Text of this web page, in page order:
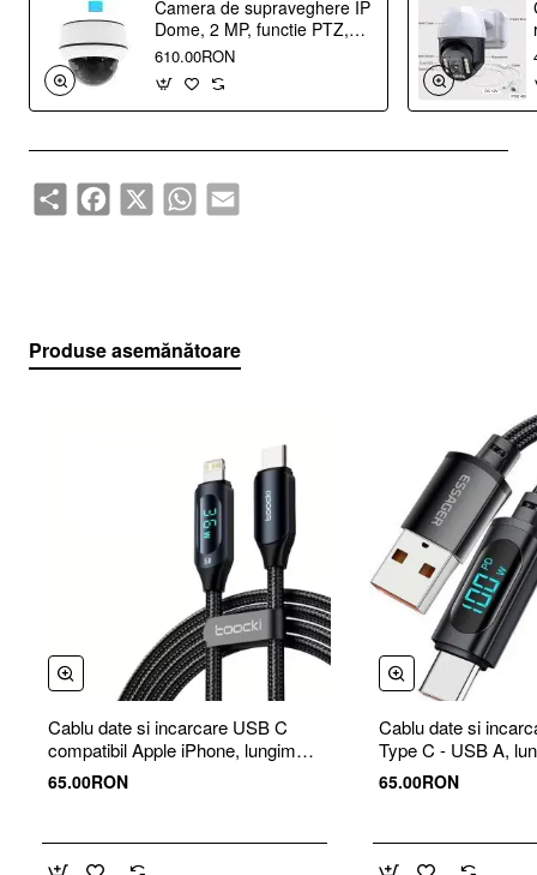
Functii
Continut pachet
Camera de supraveghere IP
Dome, 2 MP, functie PTZ,
zoom optic motorizat 4X
2.8mm - 12mm, ONVIF,
carcasa metal
610.00RON
ShareFacebook
X WhatsAppEmail
Produse asemănătoare
Cablu date si incarcare USB C
compatibil Apple iPhone, lungime 2
m, afisaj digital, incarcare rapida
max 36W
65.00RON
Cablu date si
Type C - USB A,
afisaj digital,
maxim 100W
65.00RON